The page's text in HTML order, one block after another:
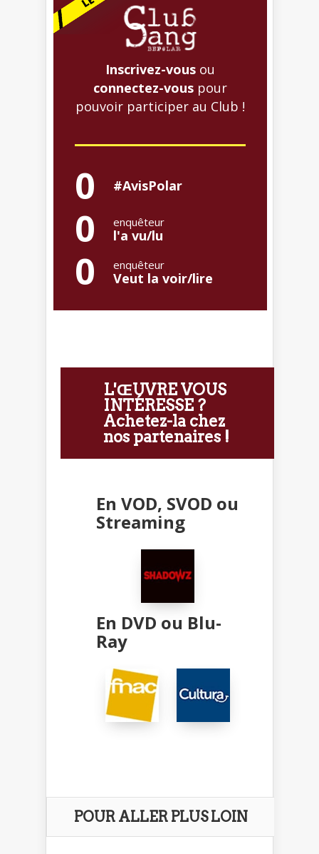
Inscrivez-vous ou
connectez-vous pour
pouvoir participer au Club !
0 #AvisPolar
0 enquêteur
l'a vu/lu
0 enquêteur
Veut la voir/lire
L'ŒUVRE VOUS
INTÉRESSE ?
Achetez-la chez
nos partenaires !
En VOD, SVOD ou
Streaming
En DVD ou Blu-
Ray
POUR ALLER PLUS LOIN